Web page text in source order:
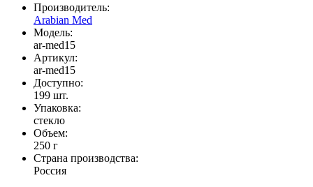
Производитель:
Arabian Med
Модель:
ar-med15
Артикул:
ar-med15
Доступно:
199 шт.
Упаковка:
стекло
Объем:
250 г
Страна производства:
Россия